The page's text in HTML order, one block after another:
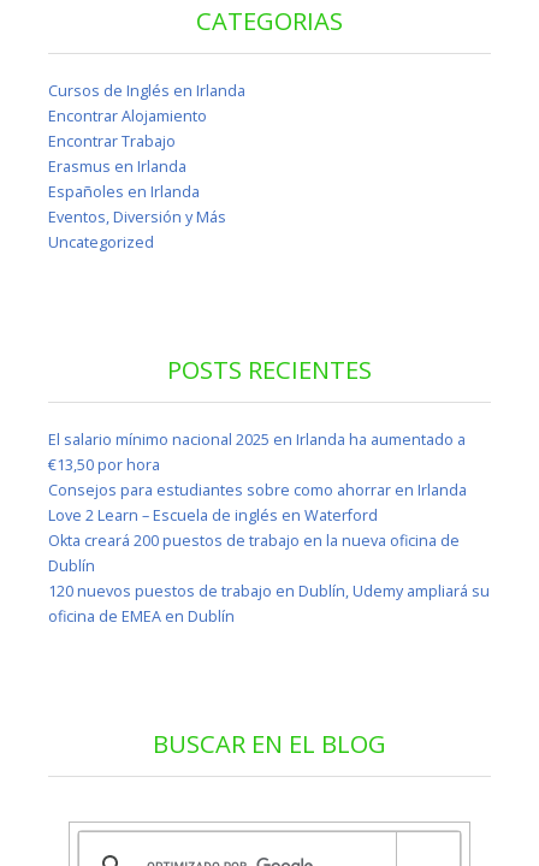
CATEGORIAS
Cursos de Inglés en Irlanda
Encontrar Alojamiento
Encontrar Trabajo
Erasmus en Irlanda
Españoles en Irlanda
Eventos, Diversión y Más
Uncategorized
POSTS RECIENTES
El salario mínimo nacional 2025 en Irlanda ha aumentado a
€13,50 por hora
Consejos para estudiantes sobre como ahorrar en Irlanda
Love 2 Learn – Escuela de inglés en Waterford
Okta creará 200 puestos de trabajo en la nueva oficina de
Dublín
120 nuevos puestos de trabajo en Dublín, Udemy ampliará su
oficina de EMEA en Dublín
BUSCAR EN EL BLOG